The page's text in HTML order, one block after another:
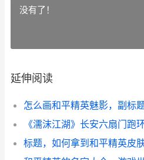
没有了！
延伸阅读